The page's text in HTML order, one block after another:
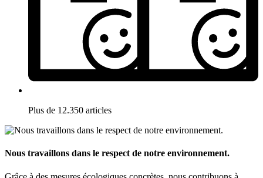
Plus de 12.350 articles
Nous travaillons dans le respect de notre environnement.